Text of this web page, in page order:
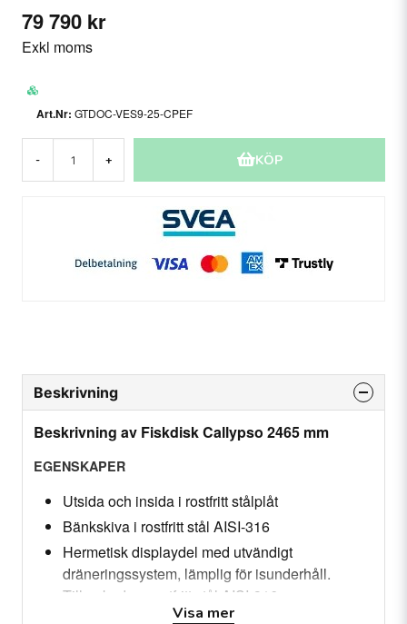
79 790 kr
Exkl moms
GTDOC-VES9-25-CPEF
- + KÖP
Beskrivning
Beskrivning av Fiskdisk Callypso 2465 mm
EGENSKAPER
Utsida och insida i rostfritt stålplåt
Bänkskiva i rostfritt stål AISI-316
Hermetisk displaydel med utvändigt
dräneringssystem, lämplig för isunderhåll.
Tillverkad av rostfritt stål AISI-316
Visa mer